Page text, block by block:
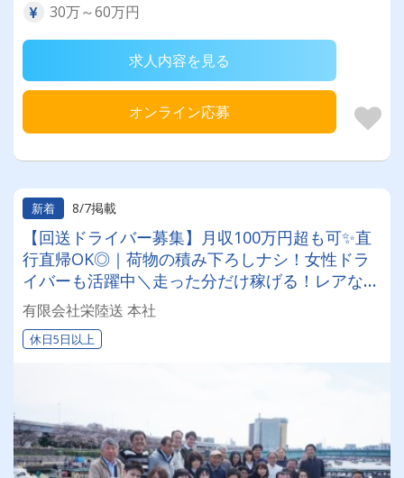
30万～60万円
求人内容を見る
オンライン応募
新着 8/7掲載
【回送ドライバー募集】月収100万円超も可✨直
行直帰OK◎｜荷物の積み下ろしナシ！女性ドラ
イバーも活躍中＼走った分だけ稼げる！レアな車
両に乗れるチャンスも☆彡／
有限会社栄陸送 本社
休日5日以上